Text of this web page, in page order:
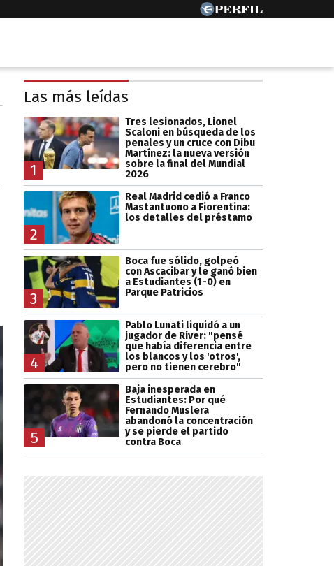
Las más leídas
1
Tres lesionados, Lionel
Scaloni en búsqueda de los
penales y un cruce con Dibu
Martínez: la nueva versión
sobre la final del Mundial
2026
2
Real Madrid cedió a Franco
Mastantuono a Fiorentina:
los detalles del préstamo
3
Boca fue sólido, golpeó
con Ascacibar y le ganó bien
a Estudiantes (1-0) en
Parque Patricios
4
Pablo Lunati liquidó a un
jugador de River: "pensé
que había diferencia entre
los blancos y los 'otros',
pero no tienen cerebro"
5
Baja inesperada en
Estudiantes: Por qué
Fernando Muslera
abandonó la concentración
y se pierde el partido
contra Boca